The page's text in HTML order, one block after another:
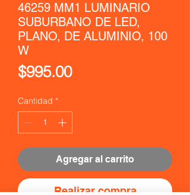
46259 MM1 LUMINARIO
SUBURBANO DE LED,
PLANO, DE ALUMINIO, 100
W
$995.00Precio
Cantidad *
Agregar al carrito
Realizar compra